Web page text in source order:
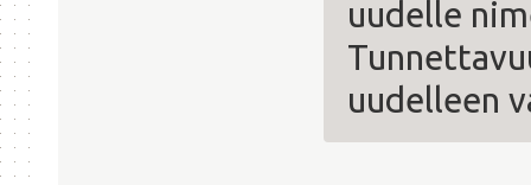
uudelle
uudelleen